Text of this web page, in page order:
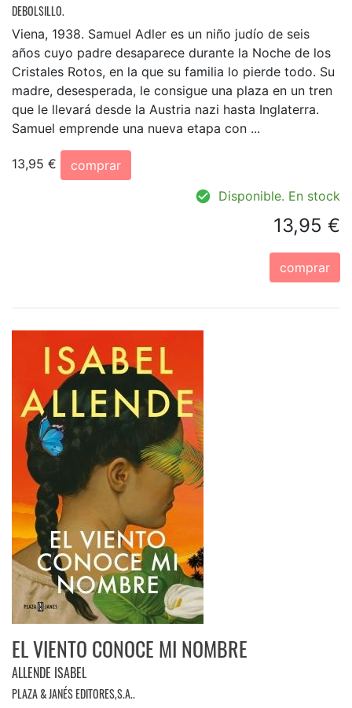
DEBOLSILLO.
Viena, 1938. Samuel Adler es un niño judío de seis
años cuyo padre desaparece durante la Noche de los
Cristales Rotos, en la que su familia lo pierde todo. Su
madre, desesperada, le consigue una plaza en un tren
que le llevará desde la Austria nazi hasta Inglaterra.
Samuel emprende una nueva etapa con ...
13,95 €
comprar
Disponible. En stock
13,95 €
comprar
EL VIENTO CONOCE MI NOMBRE
ALLENDE ISABEL
PLAZA & JANÉS EDITORES,S.A..